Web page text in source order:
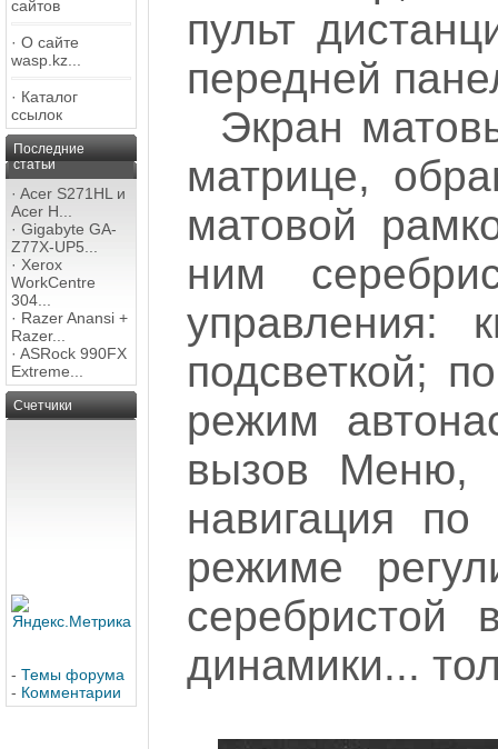
сайтов
· О сайте
wasp.kz...
· Каталог
ссылок
Последние
статьи
· Acer S271HL и
Acer H...
· Gigabyte GA-
Z77X-UP5...
· Xerox
WorkCentre
304...
· Razer Anansi +
Razer...
· ASRock 990FX
Extreme...
Счетчики
- Темы форума
- Комментарии
пульт
передней
Экран
матрице,
матовой
ним
управления:
подсветкой;
режим
вызов Меню,
навигация
режиме
серебристой
динамики...